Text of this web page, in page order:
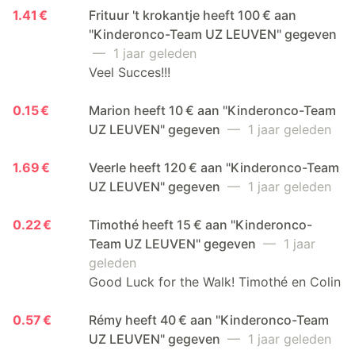
1.41 €
Frituur 't krokantje heeft 100 € aan
"Kinderonco-Team UZ LEUVEN" gegeven
— 1 jaar geleden
Veel Succes!!!
0.15 €
Marion heeft 10 € aan "Kinderonco-Team
UZ LEUVEN" gegeven — 1 jaar geleden
1.69 €
Veerle heeft 120 € aan "Kinderonco-Team
UZ LEUVEN" gegeven — 1 jaar geleden
0.22 €
Timothé heeft 15 € aan "Kinderonco-
Team UZ LEUVEN" gegeven — 1 jaar
geleden
Good Luck for the Walk! Timothé en Colin
0.57 €
Rémy heeft 40 € aan "Kinderonco-Team
UZ LEUVEN" gegeven — 1 jaar geleden